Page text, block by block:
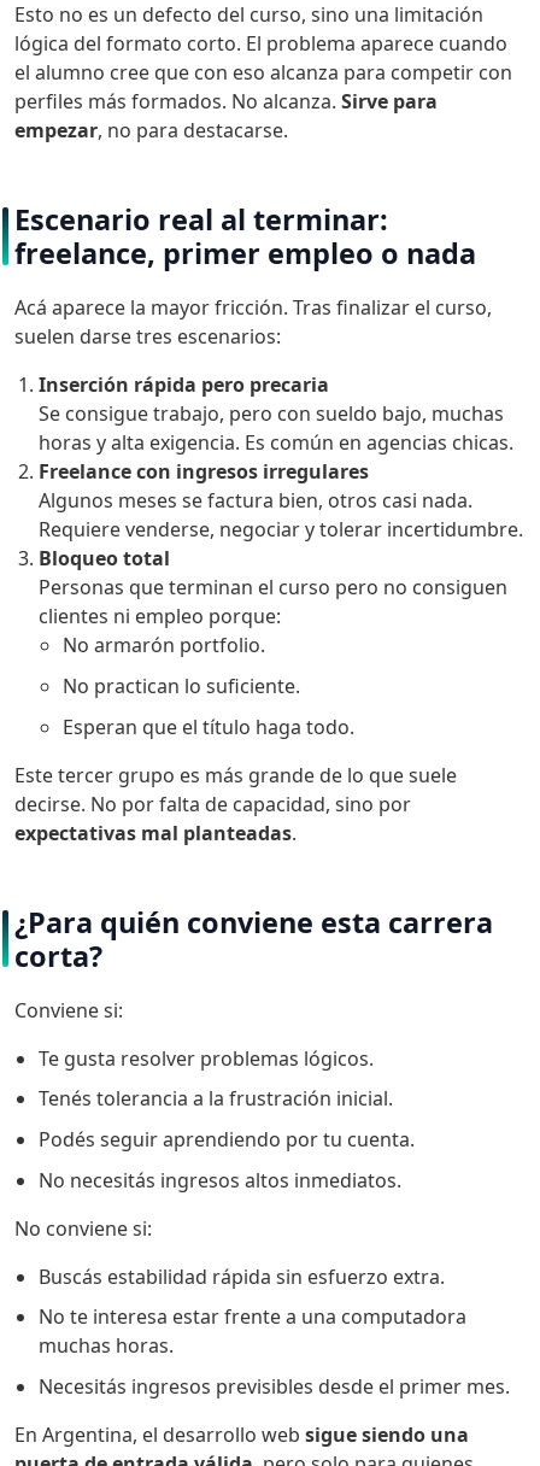
Esto no es un defecto del curso, sino una limitación
lógica del formato corto. El problema aparece cuando
el alumno cree que con eso alcanza para competir con
perfiles más formados. No alcanza. Sirve para
empezar, no para destacarse.
Escenario real al terminar:
freelance, primer empleo o nada
Acá aparece la mayor fricción. Tras finalizar el curso,
suelen darse tres escenarios:
Inserción rápida pero precaria
Se consigue trabajo, pero con sueldo bajo, muchas
horas y alta exigencia. Es común en agencias chicas.
Freelance con ingresos irregulares
Algunos meses se factura bien, otros casi nada.
Requiere venderse, negociar y tolerar incertidumbre.
Bloqueo total
Personas que terminan el curso pero no consiguen
clientes ni empleo porque:
No armarón portfolio.
No practican lo suficiente.
Esperan que el título haga todo.
Este tercer grupo es más grande de lo que suele
decirse. No por falta de capacidad, sino por
expectativas mal planteadas.
¿Para quién conviene esta carrera
corta?
Conviene si:
Te gusta resolver problemas lógicos.
Tenés tolerancia a la frustración inicial.
Podés seguir aprendiendo por tu cuenta.
No necesitás ingresos altos inmediatos.
No conviene si:
Buscás estabilidad rápida sin esfuerzo extra.
No te interesa estar frente a una computadora
muchas horas.
Necesitás ingresos previsibles desde el primer mes.
En Argentina, el desarrollo web sigue siendo una